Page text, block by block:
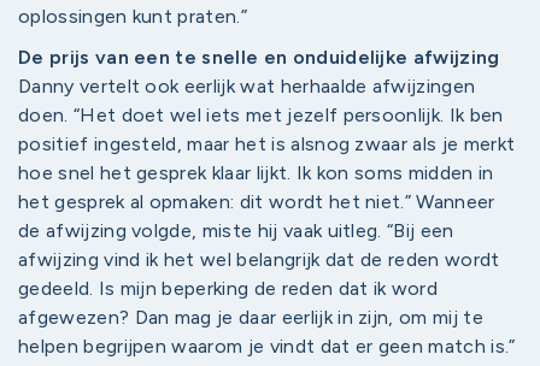
oplossingen kunt praten.”
De prijs van een te snelle en onduidelijke afwijzing
Danny vertelt ook eerlijk wat herhaalde afwijzingen
doen. “Het doet wel iets met jezelf persoonlijk. Ik ben
positief ingesteld, maar het is alsnog zwaar als je merkt
hoe snel het gesprek klaar lijkt. Ik kon soms midden in
het gesprek al opmaken: dit wordt het niet.” Wanneer
de afwijzing volgde, miste hij vaak uitleg. “Bij een
afwijzing vind ik het wel belangrijk dat de reden wordt
gedeeld. Is mijn beperking de reden dat ik word
afgewezen? Dan mag je daar eerlijk in zijn, om mij te
helpen begrijpen waarom je vindt dat er geen match is.”